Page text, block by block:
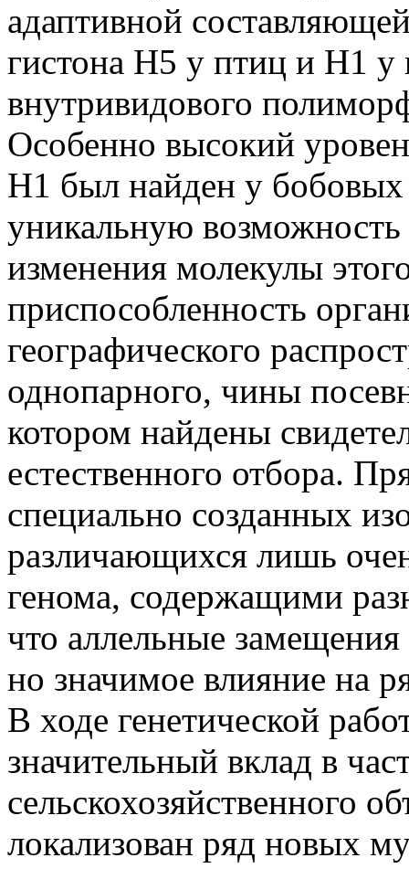
адаптивной
гистона Н5 у птиц и Н1 у
внутривидового
Особенно высокий
Н1 был найден у бобовых
уникальную возможность
изменения молекулы
приспособленность
географического
однопарного, чины
котором найдены
естественного отбора.
специально созданных
различающихся лишь
генома, содержащими
что аллельные
но значимое влияние на
В ходе генетической
значительный вклад в
сельскохозяйственного
локализован ряд новых